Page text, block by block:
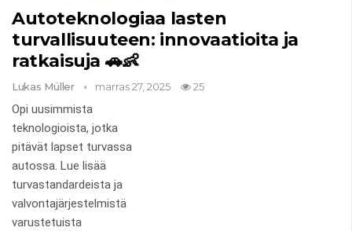
Autoteknologiaa lasten
turvallisuuteen: innovaatioita ja
ratkaisuja 🚗👶
Lukas Müller marras 27, 2025 25
Opi uusimmista
teknologioista, jotka
pitävät lapset turvassa
autossa. Lue lisää
turvastandardeista ja
valvontajärjestelmistä
varustetuista